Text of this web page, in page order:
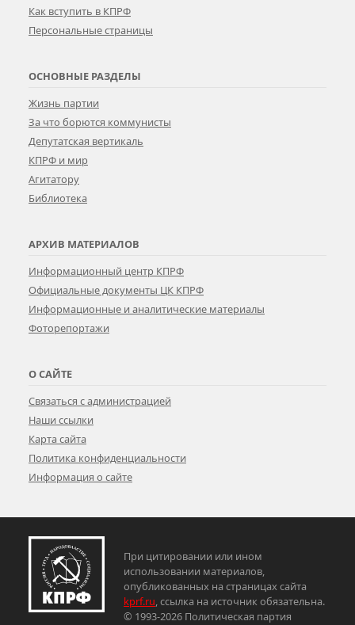
Как вступить в КПРФ
Персональные страницы
ОСНОВНЫЕ РАЗДЕЛЫ
Жизнь партии
За что борются коммунисты
Депутатская вертикаль
КПРФ и мир
Агитатору
Библиотека
АРХИВ МАТЕРИАЛОВ
Информационный центр КПРФ
Официальные документы ЦК КПРФ
Информационные и аналитические материалы
Фоторепортажи
О САЙТЕ
Связаться с администрацией
Наши ссылки
Карта сайта
Политика конфиденциальности
Информация о сайте
При цитировании или ином
использовании материалов,
опубликованных на страницах сайта
kprf.ru, ссылка на источник обязательна.
© 1993-2026 Политическая партия